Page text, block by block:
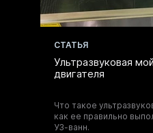
Получите
моющим
и
CТАТЬЯ
Ультразвуковая
двигателя
Что такое
как ее правильно
УЗ-ванн.